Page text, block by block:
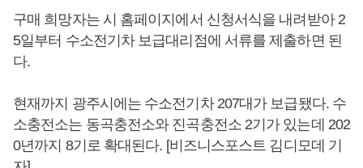
구매 희망자는 시 홈페이지에서 신청서식을 내려받아 2
5일부터 수소전기차 보급대리점에 서류를 제출하면 된
다.
현재까지 광주시에는 수소전기차 207대가 보급됐다. 수
소충전소는 동곡충전소와 진곡충전소 2기가 있는데 202
0년까지 8기로 확대된다. [비즈니스포스트 김디모데 기